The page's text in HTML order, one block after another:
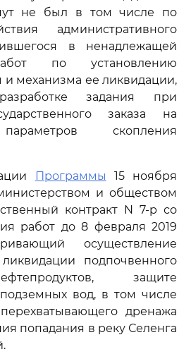
не был в том числе по
административного
в ненадлежащей
по установлению
механизма ее ликвидации,
задания при
заказа на
скопления
Программы 15 ноября
и обществом
контракт N 7-р со
работ до 8 февраля 2019
осуществление
подпочвенного
защите
вод, в том числе
дренажа
попадания в реку Селенга